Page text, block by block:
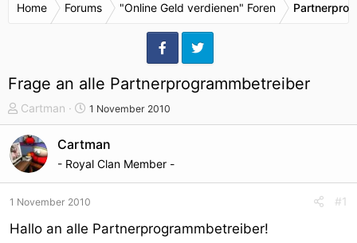
Home Forums "Online Geld verdienen" Foren
Frage an alle Partnerprogrammbetreiber
T
h
e
m
e
s
t
Cartman
S
t
a
a
1 November 2010
Cartman
- Royal Clan Member -
1 November 2010 #1
Hallo an alle Partnerprogrammbetreiber!